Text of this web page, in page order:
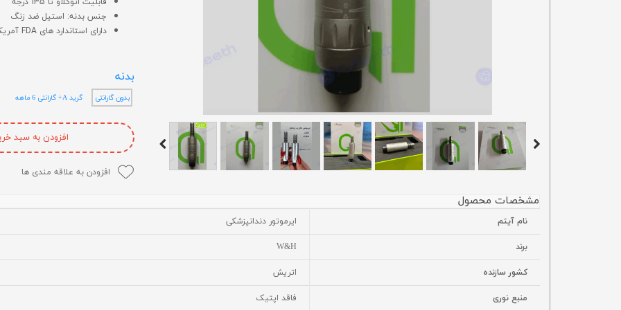
لایت متر
عکاسی دندانپزشکی
جنس بدنه: استیل ضد زنگ
دارای استاندارد های FDA آمریکا و CE اروپا و ISO
بدنه
بدون گارانتی گرید A+ گارانتی 6 ماهه
افزودن به سبد
افزودن به علاقه مندی ها
مشخصات محصول
نام آیتم ایرموتور دندانپزشکی
برند W&H
کشور سازنده اتریش
منبع نوری فاقد اپتیک